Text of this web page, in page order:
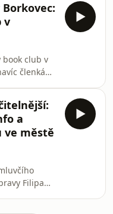
v nové
mohou
nejdelší
metru se
umění
D sna
v
club v
členkám
těch
současné
a
ve městě
Filipa